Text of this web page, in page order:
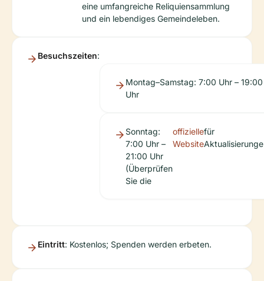
eine umfangreiche Reliquiensammlung
und ein lebendiges Gemeindeleben.
Besuchszeiten:
Montag–Samstag: 7:00 Uhr – 19:00
Uhr
Sonntag:
7:00 Uhr –
21:00 Uhr
(Überprüfen
Sie die
offizielle
Website
für
Eintritt: Kostenlos; Spenden werden erbeten.